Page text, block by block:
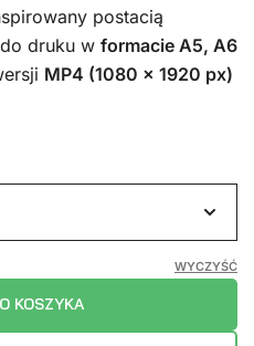
zł.
postacią
druku w formacie A5, A6
MP4 (1080 x 1920 px)
WYCZYŚĆ
KOSZYKA